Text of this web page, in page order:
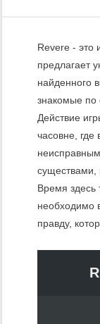
Revere - это
предлагает
найденного
знакомые по
Действие
часовне, где
существами,
Время здесь
необходимо
правду,